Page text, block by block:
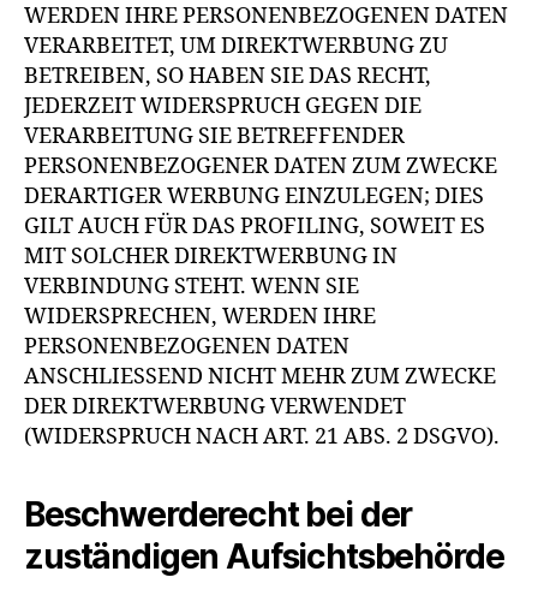
WERDEN IHRE PERSONENBEZOGENEN DATEN
VERARBEITET, UM DIREKTWERBUNG ZU
BETREIBEN, SO HABEN SIE DAS RECHT,
JEDERZEIT WIDERSPRUCH GEGEN DIE
VERARBEITUNG SIE BETREFFENDER
PERSONENBEZOGENER DATEN ZUM ZWECKE
DERARTIGER WERBUNG EINZULEGEN; DIES
GILT AUCH FÜR DAS PROFILING, SOWEIT ES
MIT SOLCHER DIREKTWERBUNG IN
VERBINDUNG STEHT. WENN SIE
WIDERSPRECHEN, WERDEN IHRE
PERSONENBEZOGENEN DATEN
ANSCHLIESSEND NICHT MEHR ZUM ZWECKE
DER DIREKTWERBUNG VERWENDET
(WIDERSPRUCH NACH ART. 21 ABS. 2 DSGVO).
Beschwerde­recht bei der
zuständigen Aufsichts­behörde